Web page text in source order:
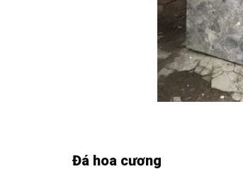
Đá hoa cương